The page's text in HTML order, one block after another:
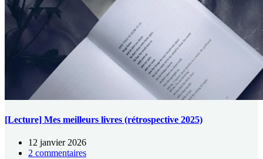
[Lecture] Mes meilleurs livres (rétrospective 2025)
12 janvier 2026
2 commentaires